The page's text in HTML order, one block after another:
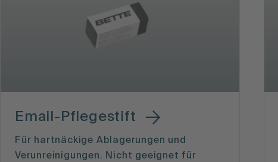
Email-Pflegestift
Für hartnäckige Ablagerungen und
Verunreinigungen. Nicht geeignet für